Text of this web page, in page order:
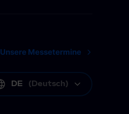
Unsere Messetermine
DE (Deutsch)